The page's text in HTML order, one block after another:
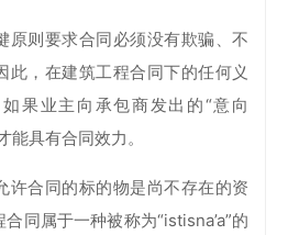
原则要求合同必须没有欺骗、不
此，在建筑工程合同下的任何义
果业主向承包商发出的“意向
能具有合同效力。
许合同的标的物是尚不存在的资
同属于一种被称为“istisna’a”的